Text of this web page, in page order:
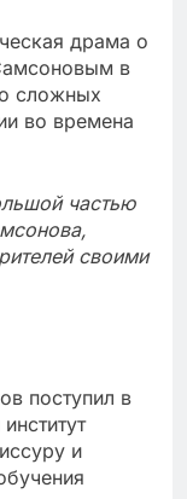
драма о
в
сложных
во времена
частью
своими
поступил в
и